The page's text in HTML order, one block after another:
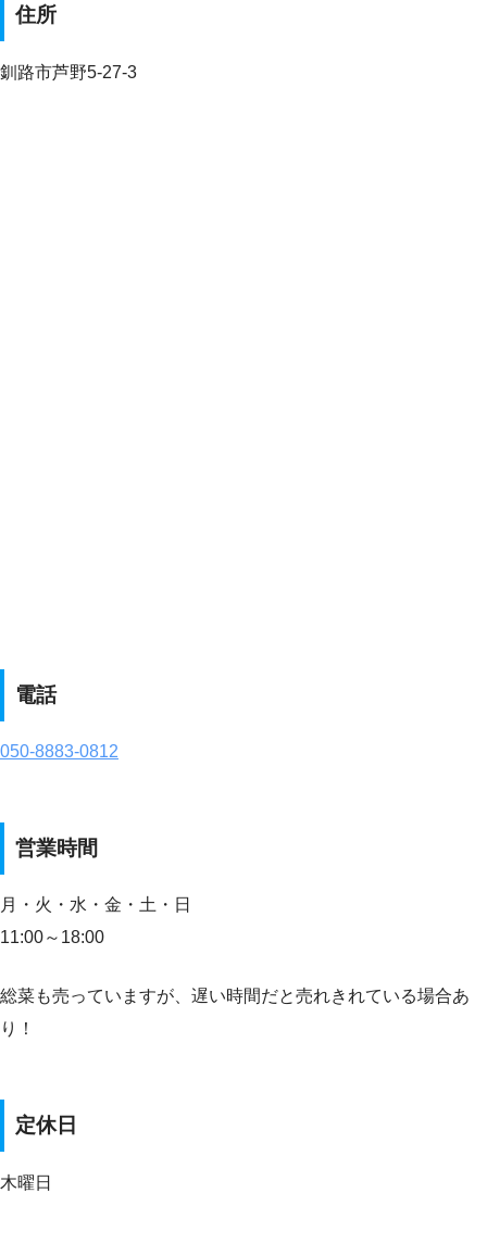
住所
釧路市芦野5-27-3
電話
050-8883-0812
営業時間
月・火・水・金・土・日
11:00～18:00
総菜も売っていますが、遅い時間だと売れきれている場合あ
り！
定休日
木曜日